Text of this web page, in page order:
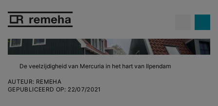
De veelzijdigheid van Mercuria in het hart van Ilpendam
AUTEUR: REMEHA
GEPUBLICEERD OP: 22/07/2021